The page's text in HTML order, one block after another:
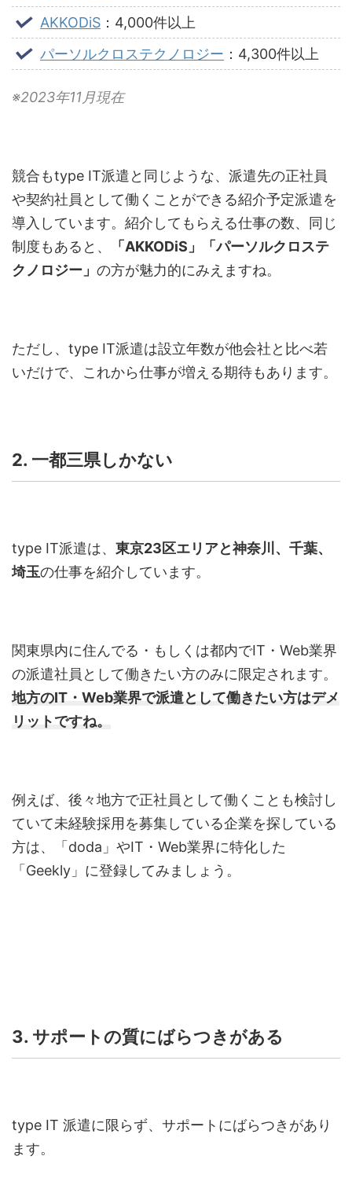
AKKODiS ： 4,000件以上
パーソルクロステクノロジー ： 4,300件以上
※2023年11月現在
競合もtype IT派遣と同じような、派遣先の正社員
や契約社員として働くことができる紹介予定派遣を
導入しています。紹介してもらえる仕事の数、同じ
制度もあると、
「 AKKODiS 」「パーソルクロステ
クノロジー」 の方が魅力的にみえますね。
ただし、 type IT派遣は設立年数が他会社と比べ若
いだけで、これから仕事が増える期待もあります。
2. 一都三県しかない
type IT派遣は、 東京23区エリアと神奈川、千葉、
埼玉の仕事を紹介しています。
関東県内に住んでる・もしくは都内でIT ・ Web業界
の派遣社員として働きたい方のみに限定されます。
地方のIT ・ Web業界で派遣として働きたい方はデメ
リットですね。
例えば、後々地方で正社員として働くことも検討し
ていて未経験採用を募集している企業を探している
方は、「 doda」 やIT ・ Web業界に特化した
「 Geekly」 に登録してみましょう。
3. サポートの質にばらつきがある
type IT 派遣に限らず、サポートにばらつきがあり
ます。